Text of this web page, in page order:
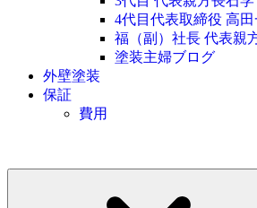
4代目代表取締役 高
福（副）社長 代表親
塗装主婦ブログ
外壁塗装
保証
費用